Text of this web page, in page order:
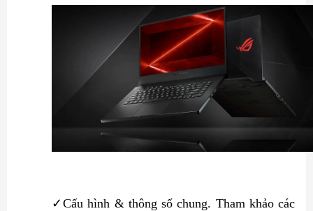
✓Cấu hình & thông số chung. Tham khảo các